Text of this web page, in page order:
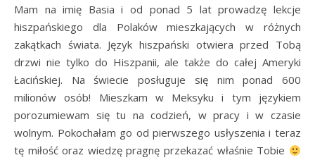
Mam na imię Basia i od ponad 5 lat prowadzę lekcje
hiszpańskiego dla Polaków mieszkających w różnych
zakątkach świata. Język hiszpański otwiera przed Tobą
drzwi nie tylko do Hiszpanii, ale także do całej Ameryki
Łacińskiej. Na świecie posługuje się nim ponad 600
milionów osób! Mieszkam w Meksyku i tym językiem
porozumiewam się tu na codzień, w pracy i w czasie
wolnym. Pokochałam go od pierwszego usłyszenia i teraz
tę miłość oraz wiedzę pragnę przekazać właśnie Tobie